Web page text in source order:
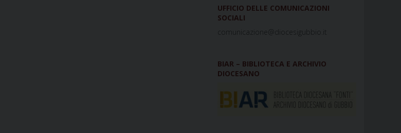
UFFICIO DELLE COMUNICAZIONI
SOCIALI
comunicazione@diocesigubbio.it
BIAR – BIBLIOTECA E ARCHIVIO
DIOCESANO